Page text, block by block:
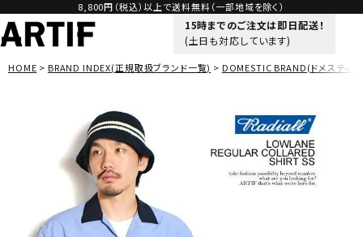
8,800円（税込）以上で送料無料（一部地域を除く）
15時までのご注文は即日配送！
(土日も対応しています)
HOME BRAND INDEX(正規取扱ブランド一覧) DOMESTIC BRAND(ドメスティッ